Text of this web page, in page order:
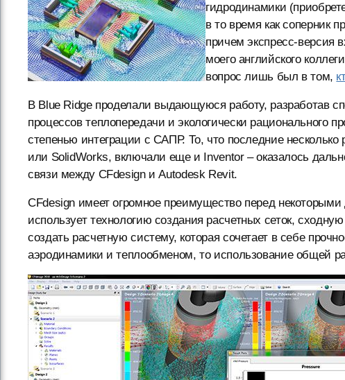
гидродинамики
в то время как соперник
причем экспресс-версия
моего английского
вопрос лишь был в том,
В Blue Ridge проделали выдающуюся работу, разработав
процессов теплопередачи и экологически рационального
степенью интеграции с САПР. То, что последние
или SolidWorks, включали еще и Inventor – оказалось
связи между CFdesign и Autodesk Revit.
CFdesign имеет огромное преимущество перед некоторыми
использует технологию создания расчетных сеток,
создать расчетную систему, которая сочетает в себе
аэродинамики и теплообменом, то использование общей